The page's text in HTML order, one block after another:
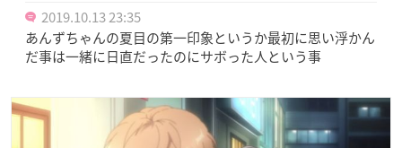
2019.10.13 23:35
あんずちゃんの夏目の第一印象というか最初に思い浮かん
だ事は一緒に日直だったのにサボった人という事